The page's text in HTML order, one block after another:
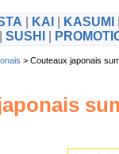
KAI KASUMI
SUSHI
> Couteaux japonais